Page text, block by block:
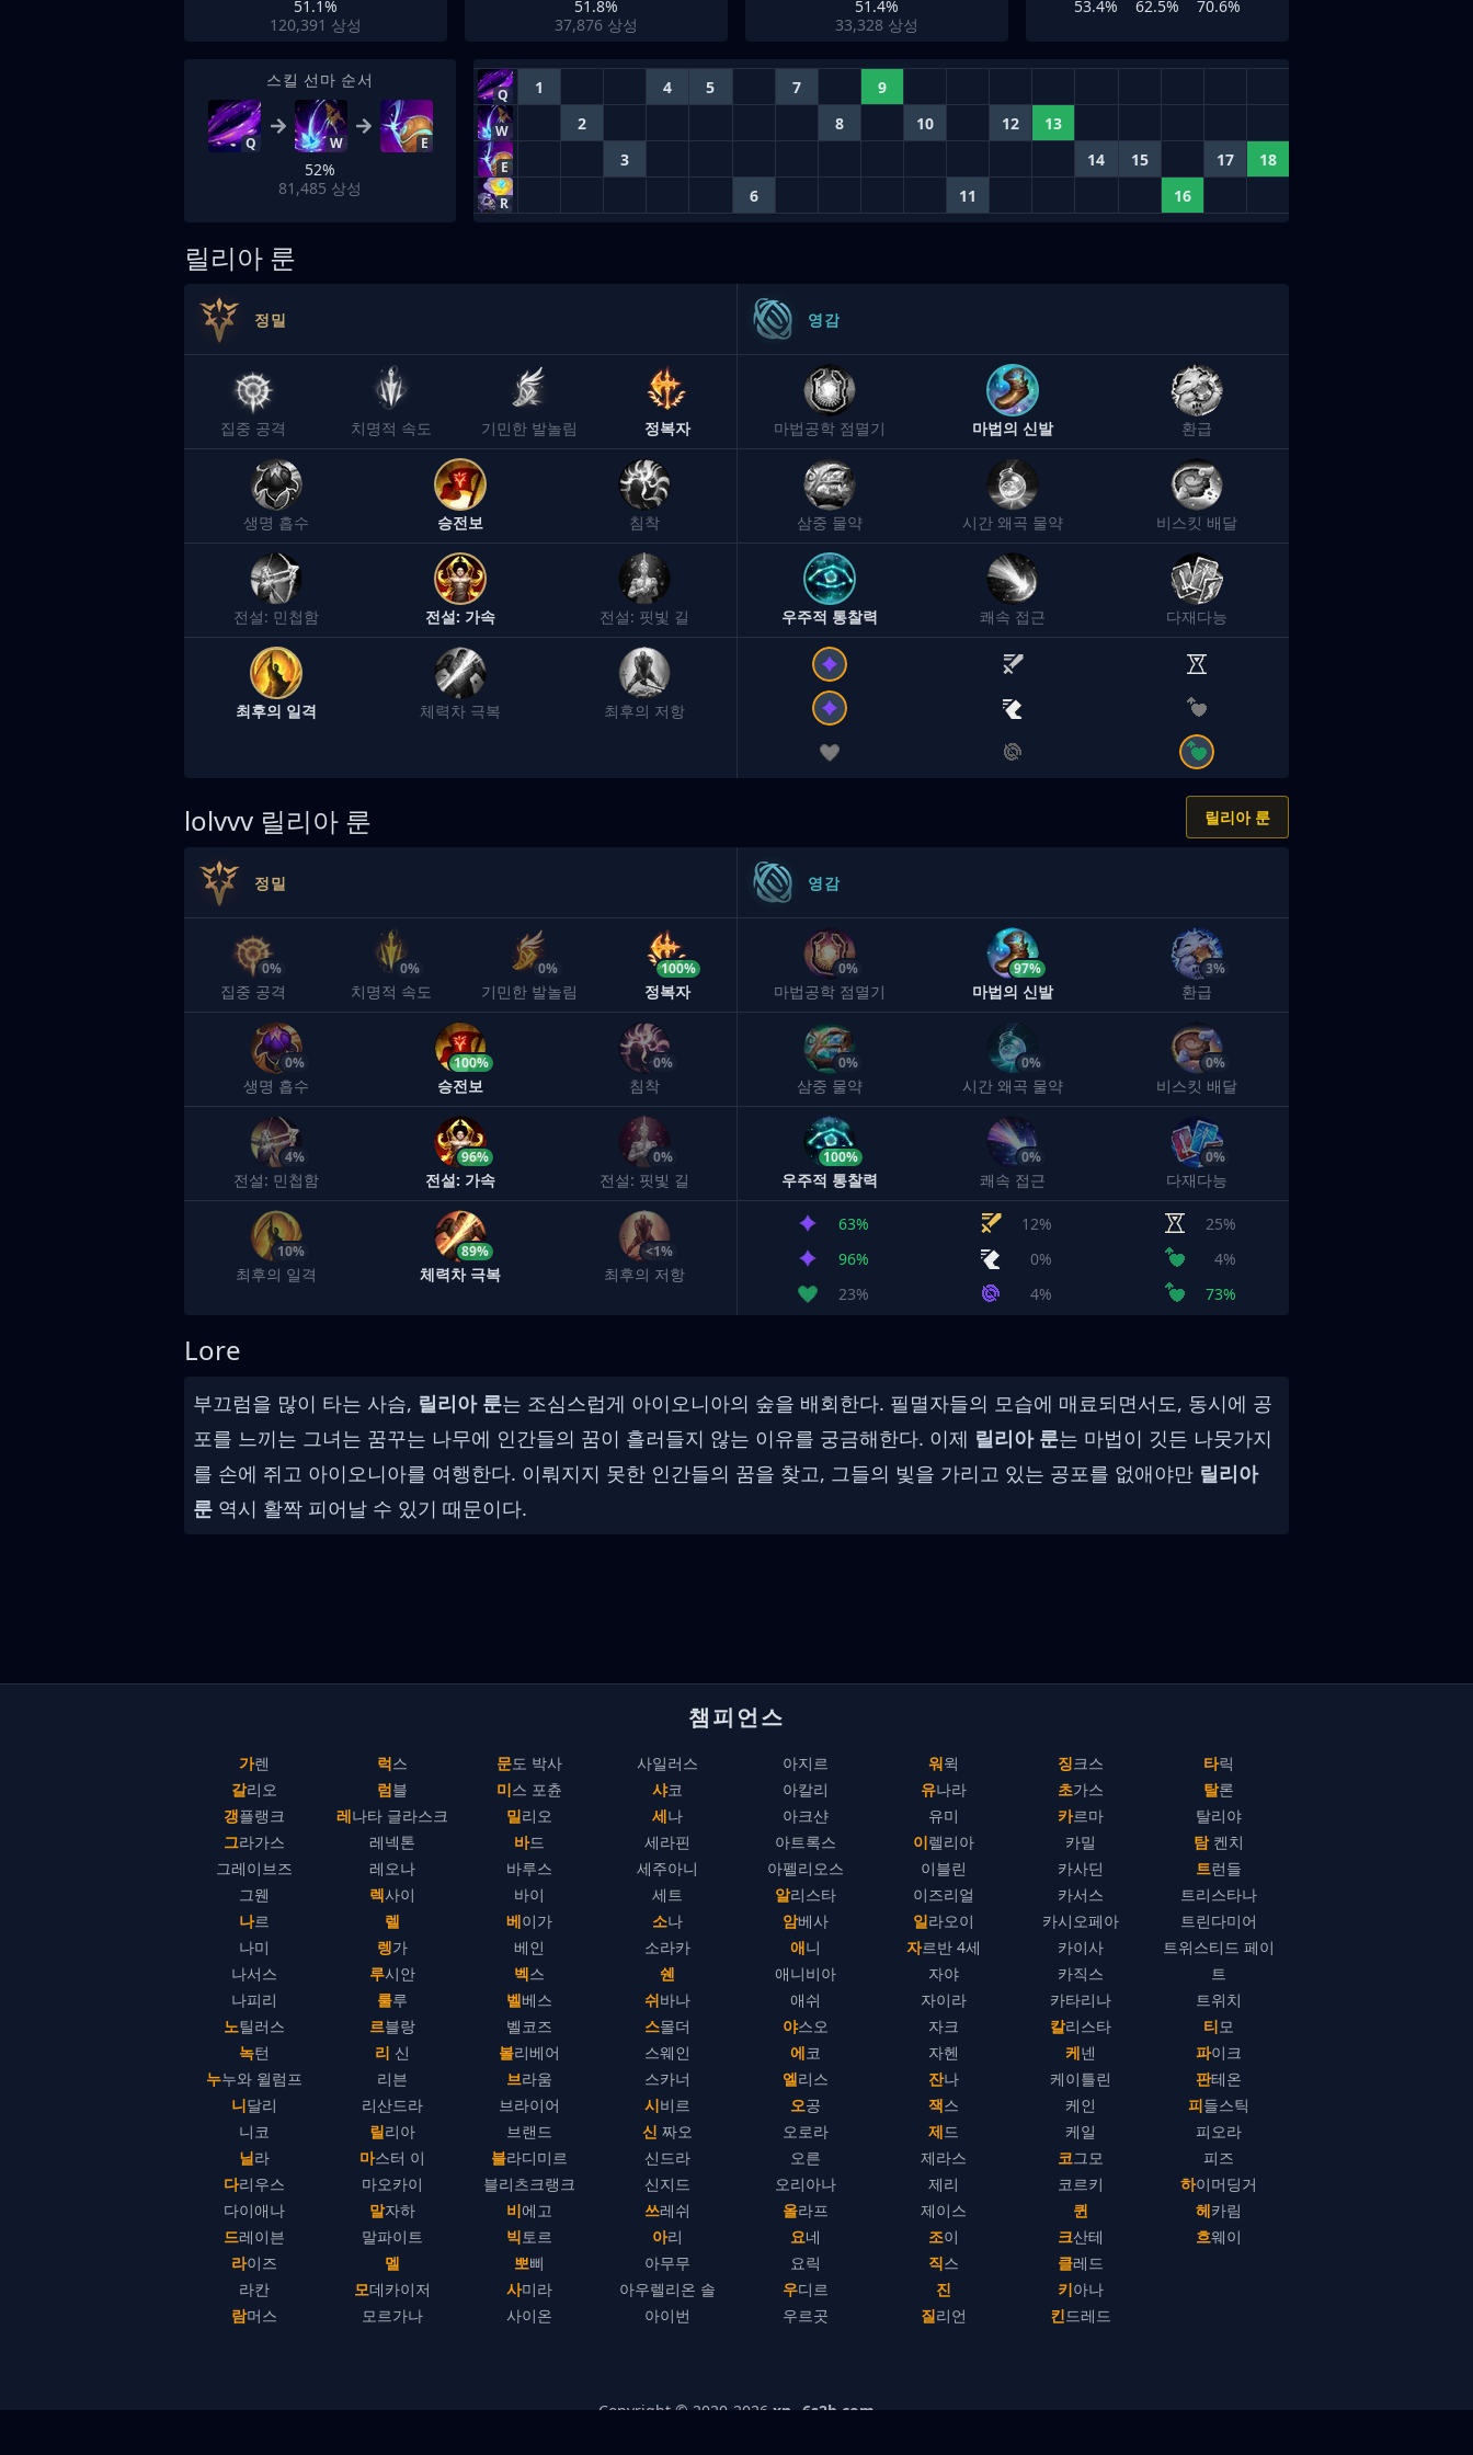
51.1%
120,391 상성
51.8%
37,876 상성
51.4%
33,328 상성
53.4% 62.5% 70.6%
스킬 선마 순서
Q W E
52%
81,485 상성
Q 1 4 5 7 9
W 2 8 10 12 13
E 3 14 15 17 18
R 6 11 16
릴리아 룬
정밀
집중 공격 치명적 속도 기민한 발놀림 정복자
생명 흡수 승전보 침착
전설: 민첩함 전설: 가속 전설: 핏빛 길
최후의 일격 체력차 극복 최후의 저항
영감
마법공학 점멸기 마법의 신발 환급
삼중 물약 시간 왜곡 물약 비스킷 배달
우주적 통찰력 쾌속 접근 다재다능
lolvvv 릴리아 룬 릴리아 룬
정밀
0%
집중 공격
0%
치명적 속도
0%
기민한 발놀림
100%
정복자
0%
생명 흡수
100%
승전보
0%
침착
4%
전설: 민첩함
96%
전설: 가속
0%
전설: 핏빛 길
10%
최후의 일격
89%
체력차 극복
<1%
최후의 저항
영감
0%
마법공학 점멸기
97%
마법의 신발
3%
환급
0%
삼중 물약
0%
시간 왜곡 물약
0%
비스킷 배달
100%
우주적 통찰력
0%
쾌속 접근
0%
다재다능
63% 12%
25%
96%
0%
4%
23%
4% 73%
Lore
부끄럼을 많이 타는 사슴, 릴리아 룬는 조심스럽게 아이오니아의 숲을 배회한다. 필멸자들의 모습에 매료되면서도, 동시에 공
포를 느끼는 그녀는 꿈꾸는 나무에 인간들의 꿈이 흘러들지 않는 이유를 궁금해한다. 이제 릴리아 룬는 마법이 깃든 나뭇가지
를 손에 쥐고 아이오니아를 여행한다. 이뤄지지 못한 인간들의 꿈을 찾고, 그들의 빛을 가리고 있는 공포를 없애야만 릴리아
룬 역시 활짝 피어날 수 있기 때문이다.
챔피언스
가렌
갈리오
갱플랭크
그라가스
그레이브즈
그웬
나르
나미
나서스
나피리
노틸러스
녹턴
누누와 윌럼프
니달리
니코
닐라
다리우스
다이애나
드레이븐
라이즈
라칸
람머스
럭스
럼블
레나타 글라스크
레넥톤
레오나
렉사이
렐
렝가
루시안
룰루
르블랑
리 신
리븐
리산드라
릴리아
마스터 이
마오카이
말자하
말파이트
멜
모데카이저
모르가나
문도 박사
미스 포츈
밀리오
바드
바루스
바이
베이가
베인
벡스
벨베스
벨코즈
볼리베어
브라움
브라이어
브랜드
블라디미르
블리츠크랭크
비에고
빅토르
뽀삐
사미라
사이온
사일러스
샤코
세나
세라핀
세주아니
세트
소나
소라카
쉔
쉬바나
스몰더
스웨인
스카너
시비르
신 짜오
신드라
신지드
쓰레쉬
아리
아무무
아우렐리온 솔
아이번
아지르
아칼리
아크샨
아트록스
아펠리오스
알리스타
암베사
애니
애니비아
애쉬
야스오
에코
엘리스
오공
오로라
오른
오리아나
올라프
요네
요릭
우디르
우르곳
워윅
유나라
유미
이렐리아
이블린
이즈리얼
일라오이
자르반 4세
자야
자이라
자크
자헨
잔나
잭스
제드
제라스
제리
제이스
조이
직스
진
질리언
징크스
초가스
카르마
카밀
카사딘
카서스
카시오페아
카이사
카직스
카타리나
칼리스타
케넨
케이틀린
케인
케일
코그모
코르키
퀸
크산테
클레드
키아나
킨드레드
타릭
탈론
탈리야
탐 켄치
트런들
트리스타나
트린다미어
트위스티드 페이
트
트위치
티모
파이크
판테온
피들스틱
피오라
피즈
하이머딩거
헤카림
흐웨이
Copyright © 2020- 2026 xn--6s2b.com